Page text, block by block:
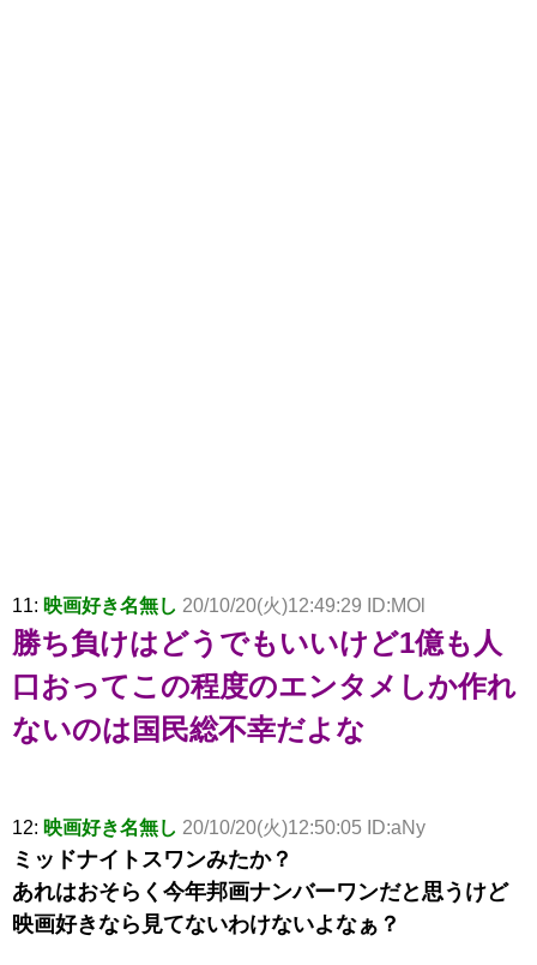
11: 映画好き名無し 20/10/20(火)12:49:29 ID:MOl
勝ち負けはどうでもいいけど1億も人
口おってこの程度のエンタメしか作れ
ないのは国民総不幸だよな
12: 映画好き名無し 20/10/20(火)12:50:05 ID:aNy
ミッドナイトスワンみたか？
あれはおそらく今年邦画ナンバーワンだと思うけど
映画好きなら見てないわけないよなぁ？